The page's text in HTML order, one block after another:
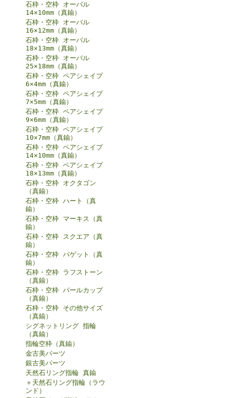
石枠・空枠 オーバル
14×10mm（真鍮）
石枠・空枠 オーバル
16×12mm（真鍮）
石枠・空枠 オーバル
18×13mm（真鍮）
石枠・空枠 オーバル
25×18mm（真鍮）
石枠・空枠 ペアシェイプ
6×4mm（真鍮）
石枠・空枠 ペアシェイプ
7×5mm（真鍮）
石枠・空枠 ペアシェイプ
9×6mm（真鍮）
石枠・空枠 ペアシェイプ
10×7mm（真鍮）
石枠・空枠 ペアシェイプ
14×10mm（真鍮）
石枠・空枠 ペアシェイプ
18×13mm（真鍮）
石枠・空枠 オクタゴン
（真鍮）
石枠・空枠 ハート（真
鍮）
石枠・空枠 マーキス（真
鍮）
石枠・空枠 スクエア（真
鍮）
石枠・空枠 バゲット（真
鍮）
石枠・空枠 ラフストーン
（真鍮）
石枠・空枠 パールカップ
（真鍮）
石枠・空枠 その他サイズ
（真鍮）
シグネットリング 指輪
（真鍮）
指輪空枠（真鍮）
金古美パーツ
銀古美パーツ
天然石リング指輪 真鍮
＋天然石リング指輪（ラウ
ンド）